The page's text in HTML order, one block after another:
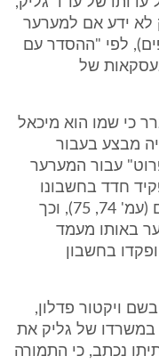
לא ידע אם למערער
לפי "ההסדר עם
בעסקאות של
כי שמו הוא מיכאל
מבצע בעבור
עבור המערער
חדד בחשבונו
שלו ונתן למערער תמורתם מזומנים (עמ' 74, 75), וכך
באותו מעמד
בחשבון
ויקטור פדלון,
של גליק את
נכתב, כי התמורה